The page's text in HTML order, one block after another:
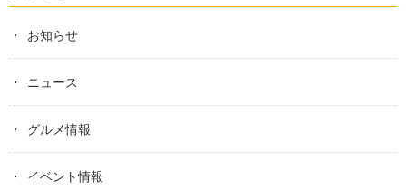
お知らせ
ニュース
グルメ情報
イベント情報